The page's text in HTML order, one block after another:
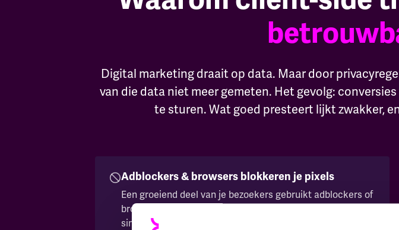
Digital marketing draait op data. Maar door
van die data niet meer gemeten. Het gevolg:
te sturen. Wat goed presteert lijkt zwakker,
Adblockers & browsers blokkeren je pixels
Een groeiend deel van je bezoekers gebruikt adblockers of
browsers met tracking-preventie. Client-side pixels laden
simpelweg niet, waardoor hun gedrag en conversies buiten